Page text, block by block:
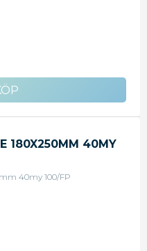
180X250MM 40MY
40my 100/FP